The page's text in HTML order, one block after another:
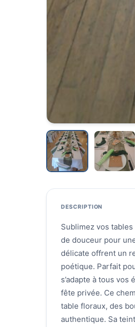
DESCRIPTION
Sublimez vos
de douceur pour
délicate offrent un
poétique. Parfait
s’adapte à tous vos
fête privée. Ce
table floraux, des
authentique. Sa